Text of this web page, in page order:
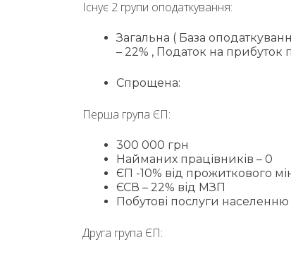
Існує 2 групи оподаткування:
Загальна ( База
– 22% , Податок на прибуток
Спрощена:
Перша група ЄП:
300 000 грн
Найманих працівників – 0
ЄП -10% від прожиткового
ЄСВ – 22% від МЗП
Побутові послуги населенню
Друга група ЄП: